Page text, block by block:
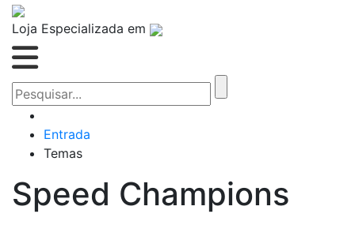
Loja Especializada em
Entrada
Temas
Speed Champions